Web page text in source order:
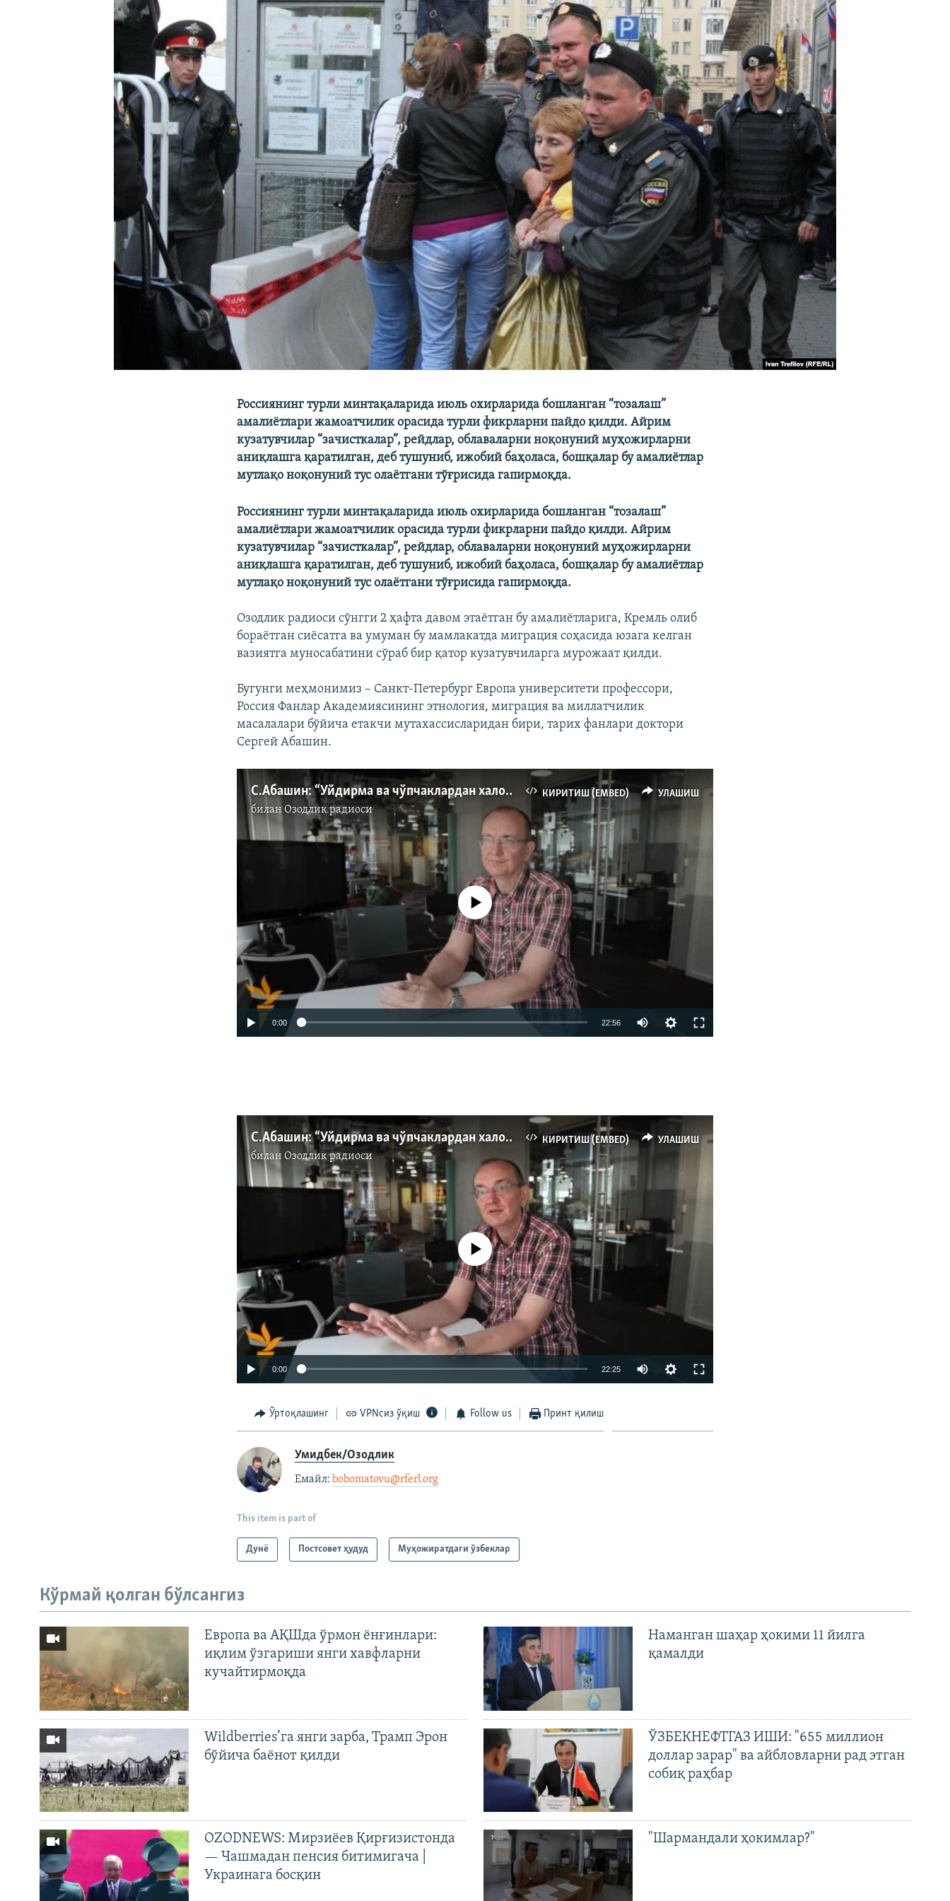
Россиянинг турли минтақаларида июль охирларида бошланган “тозалаш”
амалиётлари жамоатчилик орасида турли фикрларни пайдо қилди. Айрим
кузатувчилар “зачисткалар”, рейдлар, облаваларни ноқонуний муҳожирларни
аниқлашга қаратилган, деб тушуниб, ижобий баҳоласа, бошқалар бу амалиётлар
мутлақо ноқонуний тус олаётгани тўғрисида гапирмоқда.
Россиянинг турли минтақаларида июль охирларида бошланган “тозалаш”
амалиётлари жамоатчилик орасида турли фикрларни пайдо қилди. Айрим
кузатувчилар “зачисткалар”, рейдлар, облаваларни ноқонуний муҳожирларни
аниқлашга қаратилган, деб тушуниб, ижобий баҳоласа, бошқалар бу амалиётлар
мутлақо ноқонуний тус олаётгани тўғрисида гапирмоқда.
Озодлик радиоси сўнгги 2 ҳафта давом этаётган бу амалиётларига, Кремль олиб
бораётган сиёсатга ва умуман бу мамлакатда миграция соҳасида юзага келган
вазиятга муносабатини сўраб бир қатор кузатувчиларга мурожаат қилди.
Бугунги меҳмонимиз – Санкт-Петербург Европа университети профессори,
Россия Фанлар Академиясининг этнология, миграция ва миллатчилик
масалалари бўйича етакчи мутахассисларидан бири, тарих фанлари доктори
Сергей Абашин.
КИРИТИШ (EMBED) УЛАШИШ
С.Абашин: “Уйдирма ва чўпчаклардан халос бўлайлик!” 1-қисм
биланОзодлик радиоси
Айни дамда медиа-манба мавжуд эмас
0:00 22:56
КИРИТИШ (EMBED) УЛАШИШ
С.Абашин: “Уйдирма ва чўпчаклардан халос бўлайлик!” 2-қисм
биланОзодлик радиоси
КИРИТИШ (EMBED)
Айни дамда медиа-манба мавжуд эмас
0:00 22:25
Ўртоқлашинг VPNсиз ўқиш Follow us Принт қилиш
Умидбек/Озодлик
Емайл: ​ bobomatovu@rferl.org
This item is part of
Дунë Постсовет ҳудуд Муҳожиратдаги ўзбеклар
Кўрмай қолган бўлсангиз
Европа ва АҚШда ўрмон ёнғинлари:
иқлим ўзгариши янги хавфларни
кучайтирмоқда
Wildberries’га янги зарба, Трамп Эрон
бўйича баёнот қилди
OZODNEWS: Мирзиёев Қирғизистонда
— Чашмадан пенсия битимигача |
Украинага босқин
Наманган шаҳар ҳокими 11 йилга
қамалди
ЎЗБЕКНЕФТГАЗ ИШИ: "655 миллион
доллар зарар" ва айбловларни рад этган
собиқ раҳбар
"Шармандали ҳокимлар?"